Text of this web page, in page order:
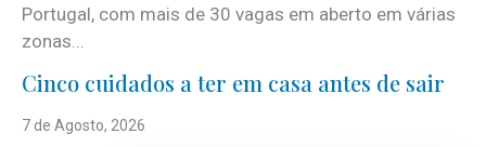
Portugal, com mais de 30 vagas em aberto em várias
zonas...
Cinco cuidados a ter em casa antes de sair
7 de Agosto, 2026